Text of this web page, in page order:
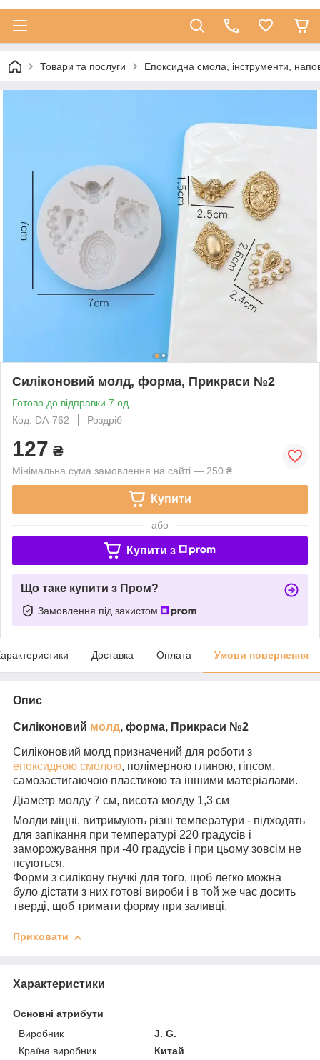
Товари та послуги Епоксидна смола, інструменти,
Силіконовий молд, форма, Прикраси №2
Готово до відправки 7 од.
Код: DA-762
Роздріб
127 ₴
Мінімальна сума замовлення на сайті — 250 ₴
Купити
або
Купити з
Що таке купити з Пром?
Замовлення під захистом
Доставка Оплата Умови повернення
Опис
Силіконовий молд, форма, Прикраси №2
Силіконовий молд призначений для роботи з
епоксидною смолою, полімерною глиною, гіпсом,
самозастигаючою пластикою та іншими матеріалами.
Діаметр молду 7 см, висота молду 1,3 см
Молди міцні, витримують різні температури - підходять
для запікання при температурі 220 градусів і
заморожування при -40 градусів і при цьому зовсім не
псуються.
Форми з силікону гнучкі для того, щоб легко можна
було дістати з них готові вироби і в той же час досить
тверді, щоб тримати форму при заливці.
Приховати
Характеристики
Основні атрибути
Виробник
J. G.
Країна виробник
Китай